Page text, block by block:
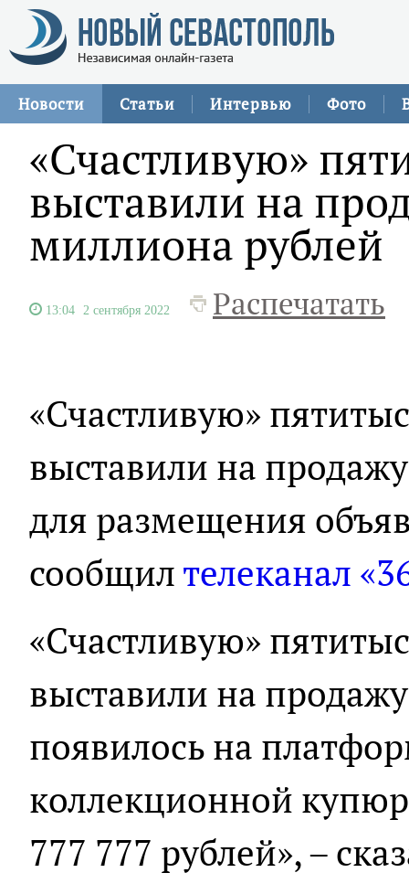
Новости Статьи Интервью Фото
«Счастливую»
выставили на
миллиона рублей
13:04 2 сентября 2022 Распечатать
«Счастливую»
выставили на
для размещения
сообщилтелеканал
«Счастливую»
выставили на
появилось на
коллекционной
777 777 рублей», –